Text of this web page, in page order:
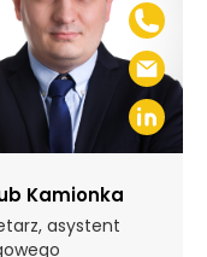
Kamionka
asystent